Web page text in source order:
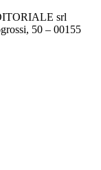
srl
50 – 00155